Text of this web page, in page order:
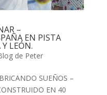
–
EN PISTA
LEÓN.
de Peter
SUEÑOS –
EN 40